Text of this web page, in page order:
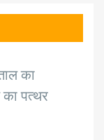
का
पत्थर